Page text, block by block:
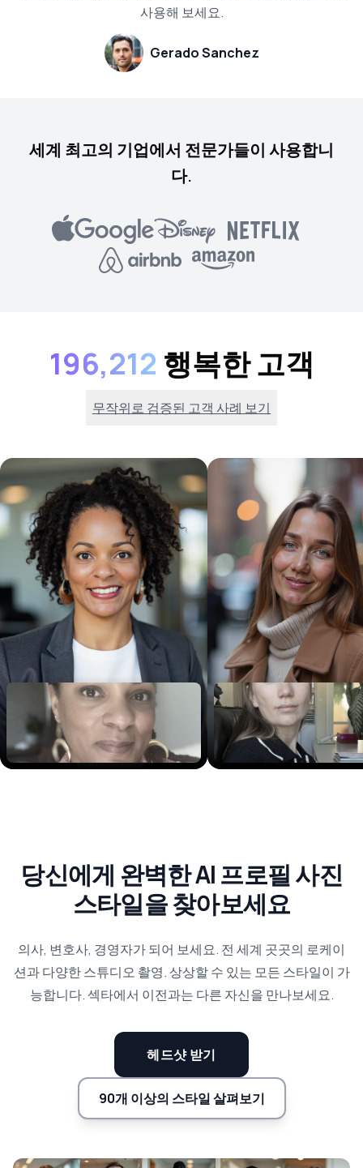
사용해 보세요.
Gerado Sanchez
세계 최고의 기업에서 전문가들이 사용합니
다.
196,212 행복한 고객
무작위로 검증된 고객 사례 보기
당신에게 완벽한 AI 프로필 사진
스타일을 찾아보세요
의사, 변호사, 경영자가 되어 보세요. 전 세계 곳곳의 로케이
션과 다양한 스튜디오 촬영. 상상할 수 있는 모든 스타일이 가
능합니다. 섹타에서 이전과는 다른 자신을 만나보세요.
헤드샷 받기
90개 이상의 스타일 살펴보기